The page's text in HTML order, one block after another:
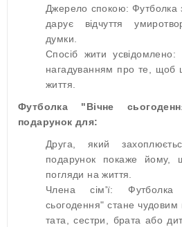
Джерело спокою: Футболка
дарує відчуття
думки.
Спосіб жити
нагадуванням про те, щоб
життя.
Футболка "Вічне
подарунок для:
Друга, який
подарунок покаже йому,
погляди на життя.
Члена сім'ї:
сьогодення" стане
тата, сестри, брата або